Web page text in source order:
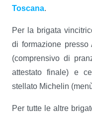
Toscana.
Per la brigata
di formazione
(comprensivo di
attestato finale) e
stellato Michelin
Per tutte le altre